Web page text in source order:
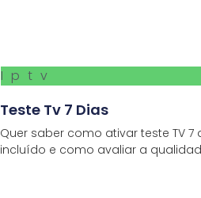
Iptv
Teste Tv 7 Dias
Quer saber como ativar teste TV 7
incluído e como avaliar a